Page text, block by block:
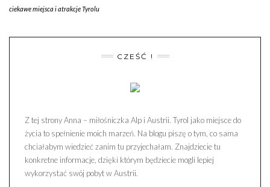
ciekawe miejsca i atrakcje Tyrolu
CZEŚĆ !
Z tej strony Anna – miłośniczka Alp i Austrii. Tyrol jako miejsce do
życia to spełnienie moich marzeń. Na blogu piszę o tym, co sama
chciałabym wiedzieć zanim tu przyjechałam. Znajdziecie tu
konkretne informacje, dzięki którym będziecie mogli lepiej
wykorzystać swój pobyt w Austrii.